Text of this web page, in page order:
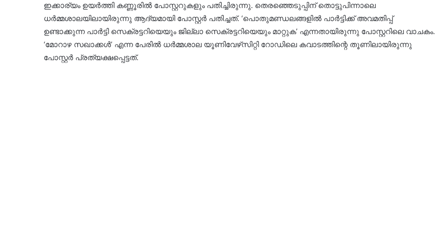
ഇക്കാര്യം ഉയര്‍ത്തി കണ്ണൂരില്‍ പോസ്റ്ററുകളും പതിച്ചിരുന്നു. തെരഞ്ഞെടുപ്പിന് തൊട്ടുപിന്നാലെ
ധര്‍മ്മശാലയിലായിരുന്നു ആദ്യമായി പോസ്റ്റര്‍ പതിച്ചത്. ‘പൊതുമണ്ഡലങ്ങളില്‍ പാര്‍ട്ടിക്ക് അവമതിപ്പ്
ഉണ്ടാക്കുന്ന പാര്‍ട്ടി സെക്രട്ടറിയെയും ജില്ലാ സെക്രട്ടറിയെയും മാറ്റുക’ എന്നതായിരുന്നു പോസ്റ്ററിലെ വാചകം.
‘മോറാഴ സഖാക്കള്‍’ എന്ന പേരില്‍ ധര്‍മ്മശാല യൂണിവേഴ്‌സിറ്റി റോഡിലെ കവാടത്തിന്റെ തൂണിലായിരുന്നു
പോസ്റ്റര്‍ പ്രത്യക്ഷപ്പെട്ടത്.